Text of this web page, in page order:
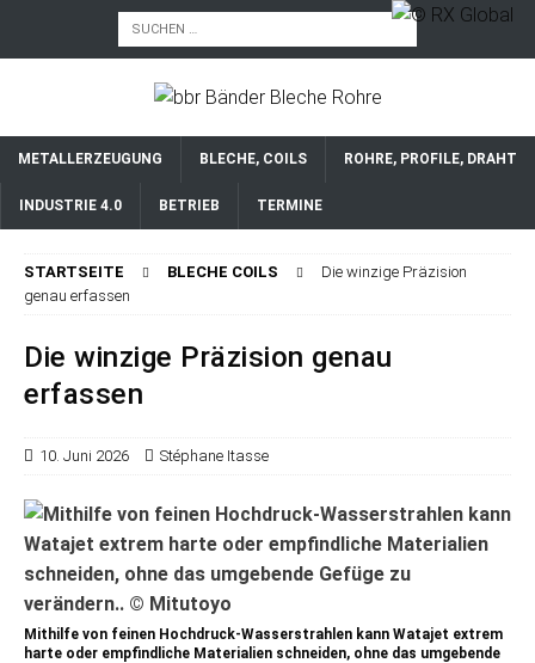
METALLERZEUGUNG BLECHE, COILS ROHRE, PROFILE, DRAHT
INDUSTRIE 4.0 BETRIEB TERMINE
STARTSEITE BLECHE COILS
Die winzige Präzision
genau erfassen
Die winzige Präzision genau
erfassen
10. Juni 2026 Stéphane Itasse
Mithilfe von feinen Hochdruck-Wasserstrahlen kann Watajet extrem
harte oder empfindliche Materialien schneiden, ohne das umgebende